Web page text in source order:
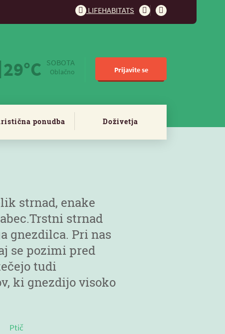
LIFEHABITATS
29°C SOBOTA
Oblačno Prijavite se
ponudba Doživetja
strnad, enake
strnad
gnezdilca. Pri nas
se pozimi pred
tudi
ki gnezdijo visoko
Ptič